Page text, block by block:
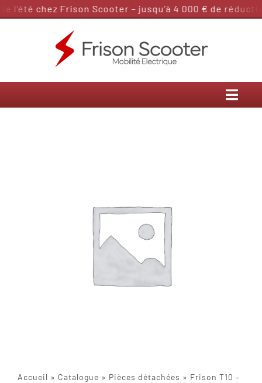
Passer
l’été chez Frison Scooter – jusqu’à 4 000 € de
Accueil » Catalogue » Pièces détachées » Frison T10 –